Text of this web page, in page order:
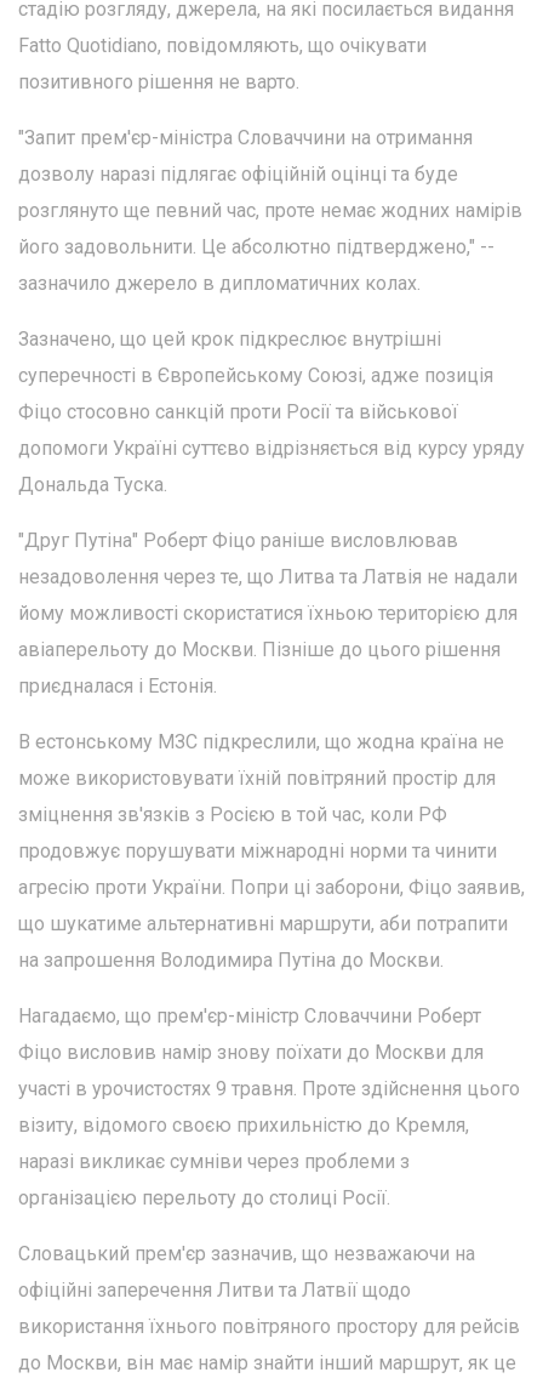
стадію розгляду, джерела, на які посилається видання
Fatto Quotidiano, повідомляють, що очікувати
позитивного рішення не варто.
"Запит прем'єр-міністра Словаччини на отримання
дозволу наразі підлягає офіційній оцінці та буде
розглянуто ще певний час, проте немає жодних намірів
його задовольнити. Це абсолютно підтверджено," --
зазначило джерело в дипломатичних колах.
Зазначено, що цей крок підкреслює внутрішні
суперечності в Європейському Союзі, адже позиція
Фіцо стосовно санкцій проти Росії та військової
допомоги Україні суттєво відрізняється від курсу уряду
Дональда Туска.
"Друг Путіна" Роберт Фіцо раніше висловлював
незадоволення через те, що Литва та Латвія не надали
йому можливості скористатися їхньою територією для
авіаперельоту до Москви. Пізніше до цього рішення
приєдналася і Естонія.
В естонському МЗС підкреслили, що жодна країна не
може використовувати їхній повітряний простір для
зміцнення зв'язків з Росією в той час, коли РФ
продовжує порушувати міжнародні норми та чинити
агресію проти України. Попри ці заборони, Фіцо заявив,
що шукатиме альтернативні маршрути, аби потрапити
на запрошення Володимира Путіна до Москви.
Нагадаємо, що прем'єр-міністр Словаччини Роберт
Фіцо висловив намір знову поїхати до Москви для
участі в урочистостях 9 травня. Проте здійснення цього
візиту, відомого своєю прихильністю до Кремля,
наразі викликає сумніви через проблеми з
організацією перельоту до столиці Росії.
Словацький прем'єр зазначив, що незважаючи на
офіційні заперечення Литви та Латвії щодо
використання їхнього повітряного простору для рейсів
до Москви, він має намір знайти інший маршрут, як це